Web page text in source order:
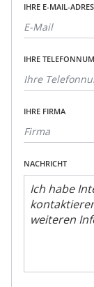
IHRE E-MAIL-
IHRE
IHRE FIRMA
NACHRICHT